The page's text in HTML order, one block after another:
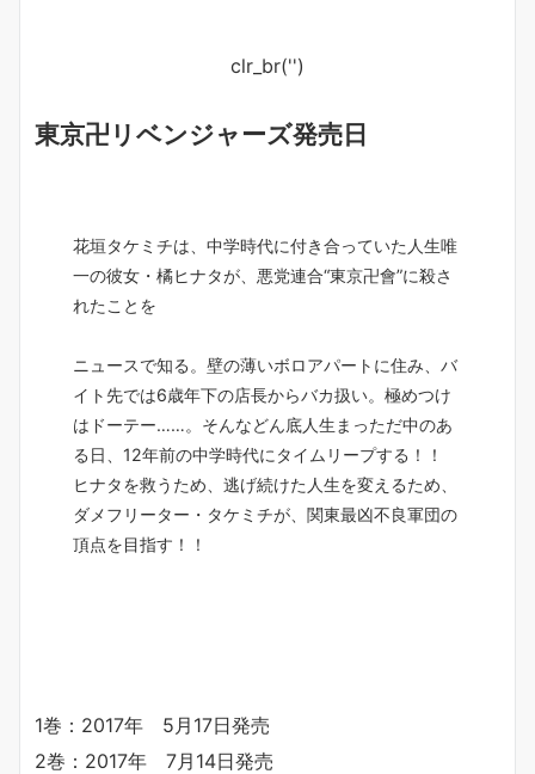
clr_br('')
東京卍リベンジャーズ発売日
花垣タケミチは、中学時代に付き合っていた人生唯
一の彼女・橘ヒナタが、悪党連合“東京卍會”に殺さ
れたことを
ニュースで知る。壁の薄いボロアパートに住み、バ
イト先では6歳年下の店長からバカ扱い。極めつけ
はドーテー……。そんなどん底人生まっただ中のあ
る日、12年前の中学時代にタイムリープする！！
ヒナタを救うため、逃げ続けた人生を変えるため、
ダメフリーター・タケミチが、関東最凶不良軍団の
頂点を目指す！！
1巻：2017年 5月17日発売
2巻：2017年 7月14日発売